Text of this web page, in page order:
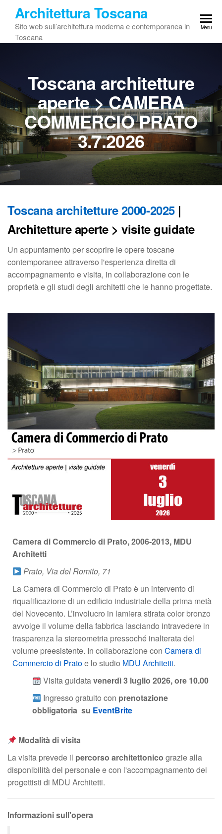
contenuto
Architettura Toscana
Sito web sull’architettura moderna e contemporanea in
Toscana
Menu
Toscana architetture
aperte > CAMERA
COMMERCIO PRATO
3.7.2026
Toscana architetture 2000-2025|
Architetture aperte > visite guidate
Un appuntamento per scoprire le opere toscane
contemporanee attraverso l'esperienza diretta di
accompagnamento e visita, in collaborazione con le
proprietà e gli studi degli architetti che le hanno progettate.
Camera di Commercio di Prato, 2006-2013, MDU
Architetti
Prato, Via del Romito, 71
La Camera di Commercio di Prato è un intervento di
riqualificazione di un edificio industriale della prima metà
del Novecento. L’involucro in lamiera stirata color bronzo
avvolge il volume della fabbrica lasciando intravedere in
trasparenza la stereometria pressoché inalterata del
volume preesistente. In collaborazione con Camera di
Commercio di Pratoe lo studio MDU Architetti.
Visita guidatavenerdì 3 luglio 2026, ore 10.00
Ingresso gratuito con prenotazione
obbligatoria su EventBrite
Modalità di visita
La visita prevede il percorso architettonico grazie alla
disponibilità del personale e con l'accompagnamento dei
progettisti di MDU Architetti.
Informazioni sull'opera